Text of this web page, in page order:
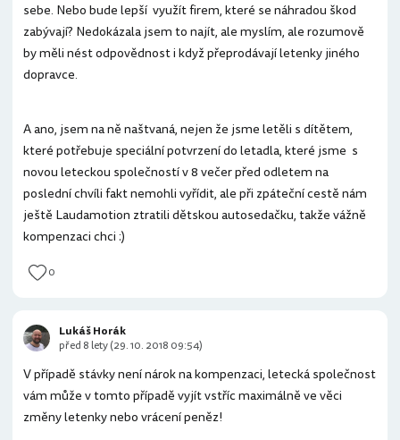
sebe. Nebo bude lepší využít firem, které se náhradou škod
zabývají? Nedokázala jsem to najít, ale myslím, ale rozumově
by měli nést odpovědnost i když přeprodávají letenky jiného
dopravce.
A ano, jsem na ně naštvaná, nejen že jsme letěli s dítětem,
které potřebuje speciální potvrzení do letadla, které jsme s
novou leteckou společností v 8 večer před odletem na
poslední chvíli fakt nemohli vyřídit, ale při zpáteční cestě nám
ještě Laudamotion ztratili dětskou autosedačku, takže vážně
kompenzaci chci :)
0
V případě stávky není nárok na kompenzaci, letecká společnost
vám může v tomto případě vyjít vstříc maximálně ve věci
změny letenky nebo vrácení peněz!
Lukáš Horák
před 8 lety (29. 10. 2018 09:54)